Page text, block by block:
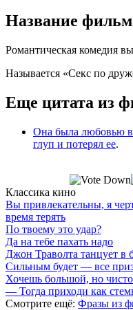
Название
Романтическая комедия
Называется «Секс по
Еще цитата из
Она была любовью
глуп и потерял ее.
Классика кино
Вы привлекательны, я
время терять
По твоему это удар?
Да на тебе пахать надо
Джон Траволта танцует в
Сильным будет — все
Хочешь большой, но
— Тогда приходи как
Смотрите ещё: Фразы из